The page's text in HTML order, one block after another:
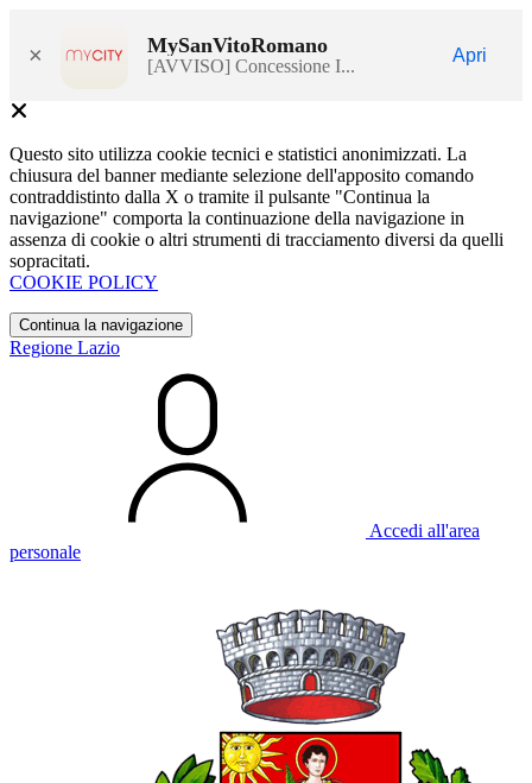
× MySanVitoRomano
[AVVISO] Concessione I...
Apri
Questo sito utilizza cookie tecnici e statistici anonimizzati. La
chiusura del banner mediante selezione dell'apposito comando
contraddistinto dalla X o tramite il pulsante "Continua la
navigazione" comporta la continuazione della navigazione in
assenza di cookie o altri strumenti di tracciamento diversi da quelli
sopracitati.
COOKIE POLICY
Continua la navigazione
Regione Lazio
Accedi all'area
personale